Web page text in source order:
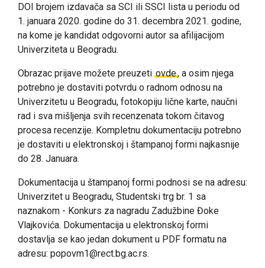
DOI brojem izdavača sa SCI ili SSCI lista u periodu od
1. januara 2020. godine do 31. decembra 2021. godine,
na kome je kandidat odgovorni autor sa afilijacijom
Univerziteta u Beogradu.
Obrazac prijave možete preuzeti ovde, a osim njega
potrebno je dostaviti potvrdu o radnom odnosu na
Univerzitetu u Beogradu, fotokopiju lične karte, naučni
rad i sva mišljenja svih recenzenata tokom čitavog
procesa recenzije. Kompletnu dokumentaciju potrebno
je dostaviti u elektronskoj i štampanoj formi najkasnije
do 28. Januara.
Dokumentacija u štampanoj formi podnosi se na adresu:
Univerzitet u Beogradu, Studentski trg br. 1 sa
naznakom - Konkurs za nagradu Zadužbine Đoke
Vlajkovića. Dokumentacija u elektronskoj formi
dostavlja se kao jedan dokument u PDF formatu na
adresu: popovm1@rect.bg.ac.rs.